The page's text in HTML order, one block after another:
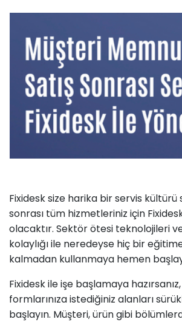
Fixidesk size harika bir servis kültürü
sonrası tüm hizmetleriniz için
olacaktır. Sektör ötesi teknolojileri
kolaylığı ile neredeyse hiç bir
kalmadan kullanmaya hemen
Fixidesk ile işe başlamaya
formlarınıza istediğiniz alanları
başlayın. Müşteri, ürün gibi